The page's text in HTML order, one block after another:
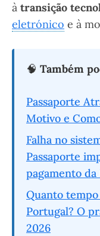
à transição
eletrónico e à
🧠 Também
Passaporte
Motivo e
Falha no
Passaporte
pagamento da
Quanto
Portugal? O
2026